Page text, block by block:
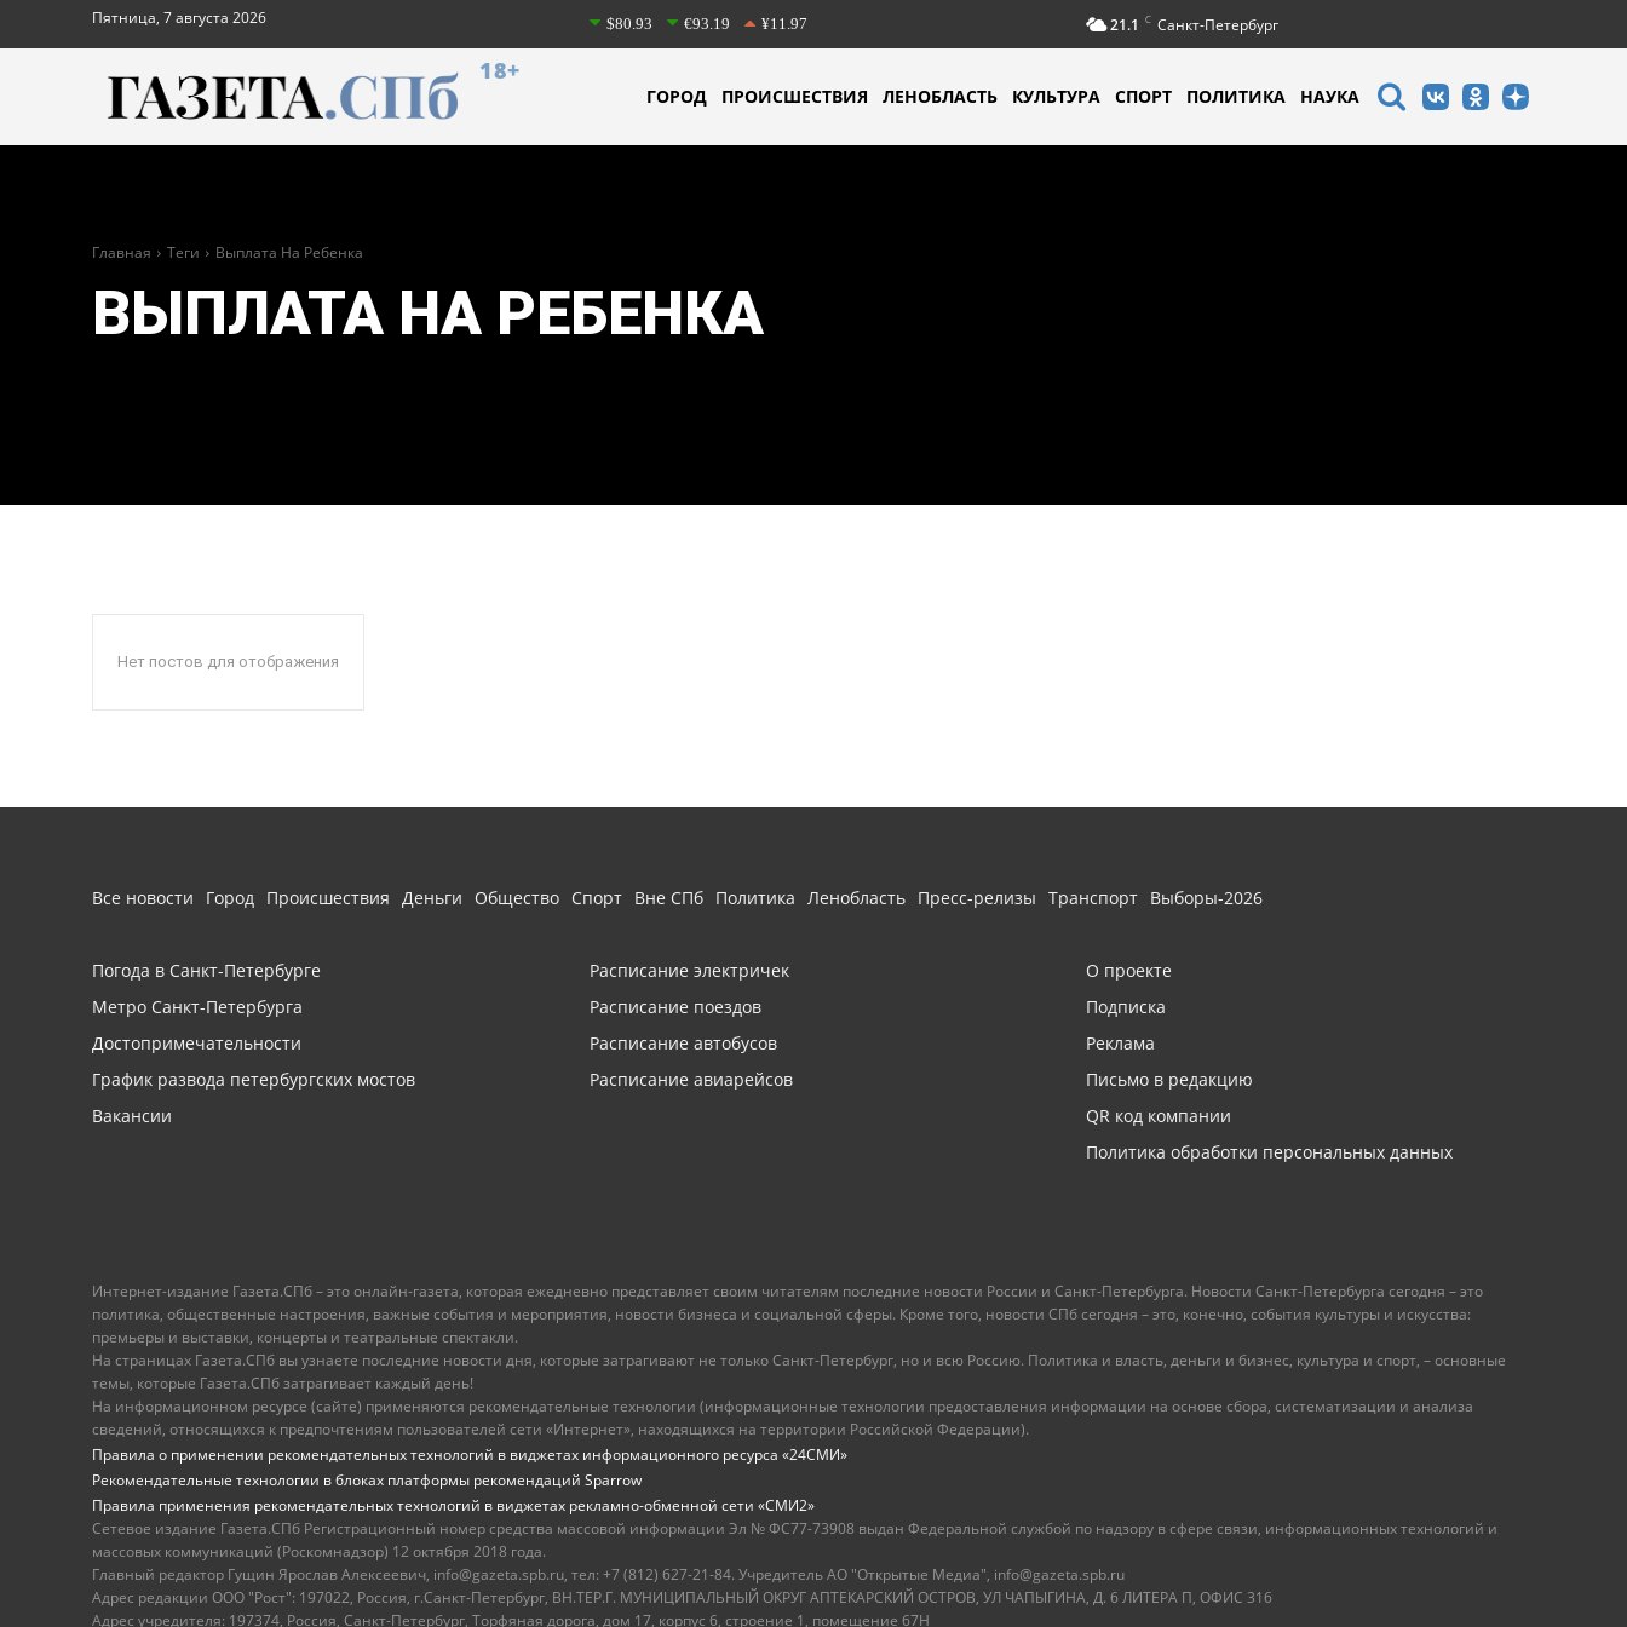
Пятница, 7 августа 2026 $80.93 €93.19 ¥11.97 21.1 C Санкт-Петербург
18+
ГОРОД ПРОИСШЕСТВИЯ ЛЕНОБЛАСТЬ КУЛЬТУРА СПОРТ ПОЛИТИКА НАУКА
Главная Теги Выплата На Ребенка
ВЫПЛАТА НА РЕБЕНКА
Нет постов для отображения
Все новости Город Происшествия Деньги Общество Спорт Вне СПб Политика Ленобласть Пресс-релизы Транспорт Выборы-2026
Погода в Санкт-Петербурге
Метро Санкт-Петербурга
Достопримечательности
График развода петербургских мостов
Вакансии
Расписание электричек
Расписание поездов
Расписание автобусов
Расписание авиарейсов
О проекте
Подписка
Реклама
Письмо в редакцию
QR код компании
Политика обработки персональных данных
Интернет-издание Газета.СПб – это онлайн-газета, которая ежедневно представляет своим читателям последние новости России и Санкт-Петербурга. Новости Санкт-Петербурга сегодня – это
политика, общественные настроения, важные события и мероприятия, новости бизнеса и социальной сферы. Кроме того, новости СПб сегодня – это, конечно, события культуры и искусства:
премьеры и выставки, концерты и театральные спектакли.
На страницах Газета.СПб вы узнаете последние новости дня, которые затрагивают не только Санкт-Петербург, но и всю Россию. Политика и власть, деньги и бизнес, культура и спорт, – основные
темы, которые Газета.СПб затрагивает каждый день!
На информационном ресурсе (сайте) применяются рекомендательные технологии (информационные технологии предоставления информации на основе сбора, систематизации и анализа
сведений, относящихся к предпочтениям пользователей сети «Интернет», находящихся на территории Российской Федерации).
Правила о применении рекомендательных технологий в виджетах информационного ресурса «24СМИ»
Рекомендательные технологии в блоках платформы рекомендаций Sparrow
Правила применения рекомендательных технологий в виджетах рекламно-обменной сети «СМИ2»
Сетевое издание Газета.СПб Регистрационный номер средства массовой информации Эл № ФС77-73908 выдан Федеральной службой по надзору в сфере связи, информационных технологий и
массовых коммуникаций (Роскомнадзор) 12 октября 2018 года.
Главный редактор Гущин Ярослав Алексеевич, info@gazeta.spb.ru, тел: +7 (812) 627-21-84. Учредитель АО "Открытые Медиа", info@gazeta.spb.ru
Адрес редакции ООО "Рост": 197022, Россия, г.Санкт-Петербург, ВН.ТЕР.Г. МУНИЦИПАЛЬНЫЙ ОКРУГ АПТЕКАРСКИЙ ОСТРОВ, УЛ ЧАПЫГИНА, Д. 6 ЛИТЕРА П, ОФИС 316
Адрес учредителя: 197374, Россия, Санкт-Петербург, Торфяная дорога, дом 17, корпус 6, строение 1, помещение 67Н